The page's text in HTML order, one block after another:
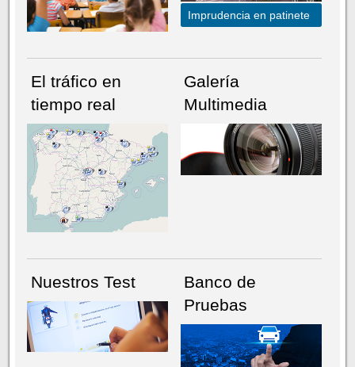
NÚMERO ACTUALHEMEROTECA
Imprudencia en patinete
El tráfico en
tiempo real
Galería
Multimedia
Nuestros Test
Banco de
Pruebas